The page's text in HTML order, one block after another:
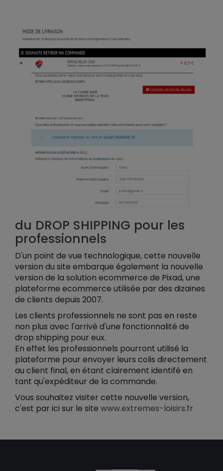
du DROP SHIPPING pour les
professionnels
D'un point de vue technologique, cette nouvelle
version du site embarque également la nouvelle
version de la solution ecommerce de Pixad, une
plateforme ecommerce utilisée par des dizaines
de clients depuis 2007.
Les clients professionnels ne sont pas en reste
non plus avec l'arrivé d'une fonctionnalité de
drop shipping pour eux.
En effet les professionnels pourront utilisé la
plateforme pour envoyer leurs colis directement
au client final, en étant clairement identifé en
tant qu'expéditeur de la commande.
Vous souhaitez visiter cette nouvelle version,
c'est par ici sur le site www.extremes-loisirs.fr